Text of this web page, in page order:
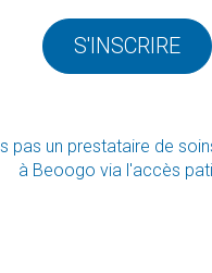
S'INSCRIRE
pas un prestataire de
à Beoogo via l'accès